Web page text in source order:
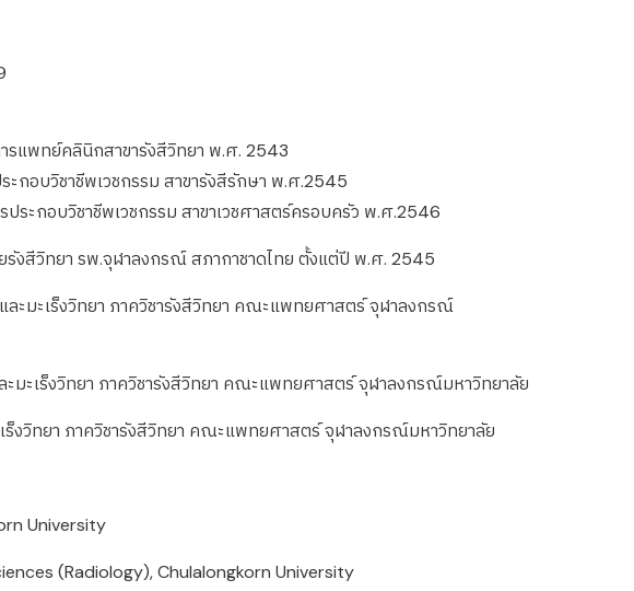
แพทย์คลินิกสาขารังสีวิทยา พ.ศ. 2543
กอบวิชาชีพเวชกรรม สาขารังสีรักษา พ.ศ.2545
ระกอบวิชาชีพเวชกรรม สาขาเวชศาสตร์ครอบครัว พ.ศ.2546
รังสีวิทยา รพ.จุฬาลงกรณ์ สภากาชาดไทย ตั้งแต่ปี พ.ศ. 2545
ะมะเร็งวิทยา ภาควิชารังสีวิทยา คณะแพทยศาสตร์ จุฬาลงกรณ์
มะเร็งวิทยา ภาควิชารังสีวิทยา คณะแพทยศาสตร์ จุฬาลงกรณ์มหาวิทยาลัย
ร็งวิทยา ภาควิชารังสีวิทยา คณะแพทยศาสตร์ จุฬาลงกรณ์มหาวิทยาลัย
University
(Radiology), Chulalongkorn University